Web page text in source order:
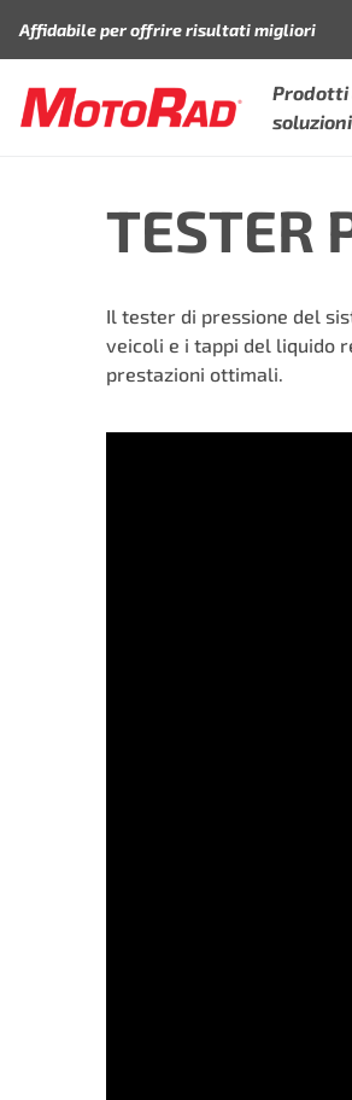
Affidabile per offrire risultati migliori
Prodotti
soluzioni
TESTER
Il tester di pressione del
veicoli e i tappi del liquido
prestazioni ottimali.